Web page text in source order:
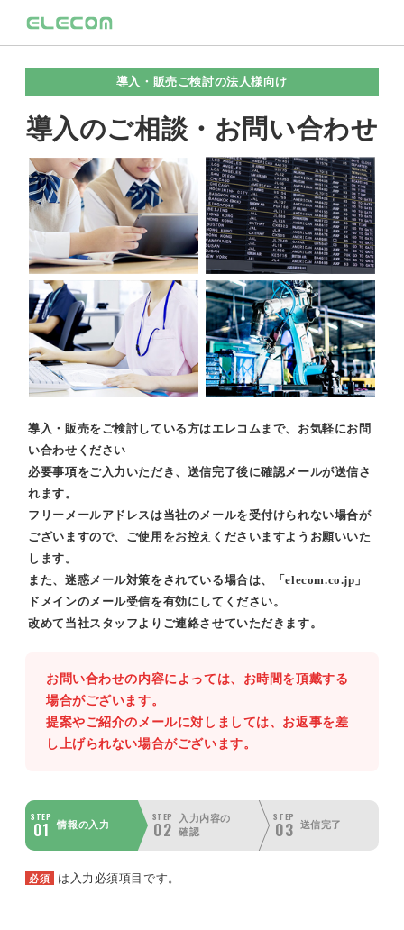
導入・販売ご検討の法人様向け
導入のご相談・お問い合わせ
導入・販売をご検討している方はエレコムまで、お気軽にお問
い合わせください
必要事項をご入力いただき、送信完了後に確認メールが送信さ
れます。
フリーメールアドレスは当社のメールを受付けられない場合が
ございますので、ご使用をお控えくださいますようお願いいた
します。
また、迷惑メール対策をされている場合は、「elecom.co.jp」
ドメインのメール受信を有効にしてください。
改めて当社スタッフよりご連絡させていただきます。
お問い合わせの内容によっては、お時間を頂戴する
場合がございます。
提案やご紹介のメールに対しましては、お返事を差
し上げられない場合がございます。
STEP
01 情報の入力
STEP
02
入力内容の
確認
STEP
03 送信完了
必須 は入力必須項目です。